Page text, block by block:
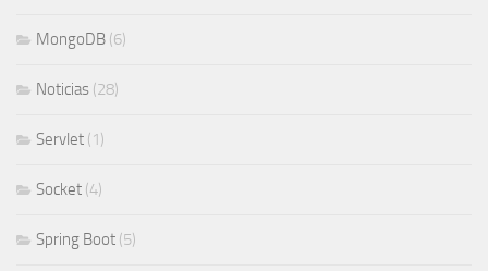
MongoDB (6)
Noticias (28)
Servlet (1)
Socket (4)
Spring Boot (5)